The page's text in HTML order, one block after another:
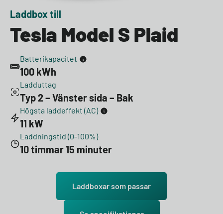
Laddbox till
Tesla Model S Plaid
Batterikapacitet
100 kWh
Ladduttag
Typ 2 – Vänster sida – Bak
Högsta laddeffekt (AC)
11 kW
Laddningstid (0-100%)
10 timmar 15 minuter
Laddboxar som passar